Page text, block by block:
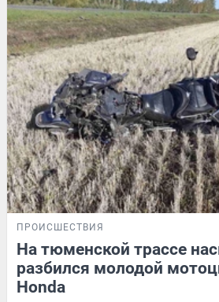
ПРОИСШЕСТВИЯ
На тюменской трассе
разбился молодой
Honda